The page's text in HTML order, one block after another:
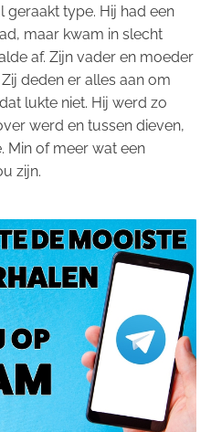
geraakt type. Hij had een
maar kwam in slecht
af. Zijn vader en moeder
deden er alles aan om
lukte niet. Hij werd zo
werd en tussen dieven,
Min of meer wat een
zijn.